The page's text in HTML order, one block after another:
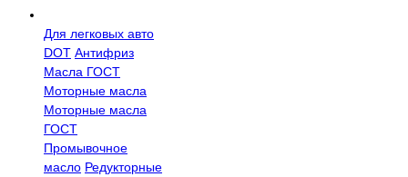
Для легковых авто
DOT Антифриз
Масла ГОСТ
Моторные масла
Моторные масла
ГОСТ
Промывочное
масло Редукторные